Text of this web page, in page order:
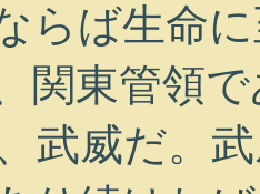
らば生命
関東管領
武威だ。